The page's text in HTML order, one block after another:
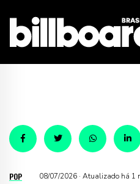
POP 08/07/2026 · Atualizado há 1